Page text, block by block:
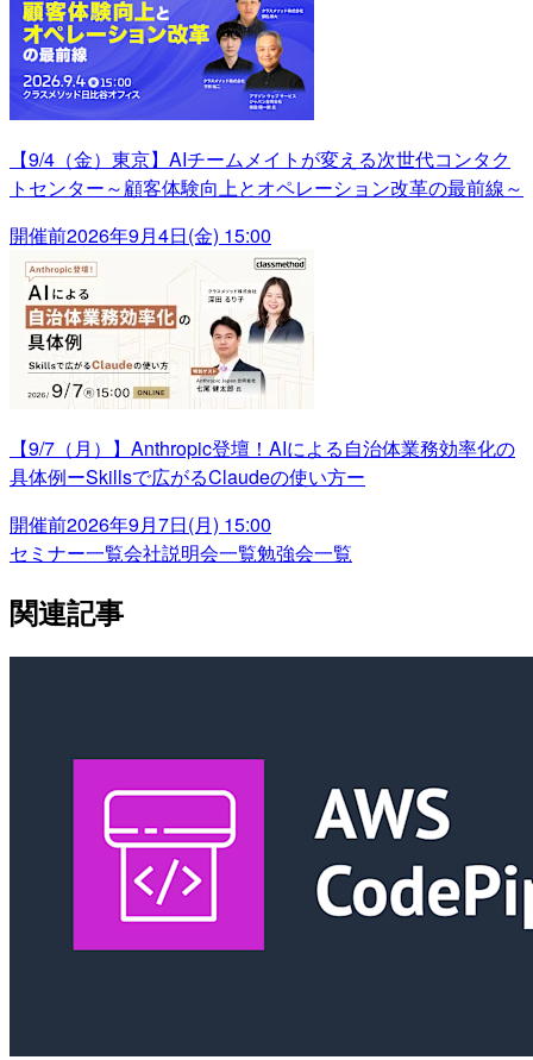
【9/4（金）東京】AIチームメイトが変える次世代コンタク
トセンター～顧客体験向上とオペレーション改革の最前線～
開催前2026年9月4日(金) 15:00
【9/7（月）】Anthropic登壇！AIによる自治体業務効率化の
具体例ーSkillsで広がるClaudeの使い方ー
開催前2026年9月7日(月) 15:00
セミナー一覧会社説明会一覧勉強会一覧
関連記事